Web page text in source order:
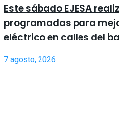
Este sábado EJESA
programadas para
eléctrico en calles del
7 agosto, 2026